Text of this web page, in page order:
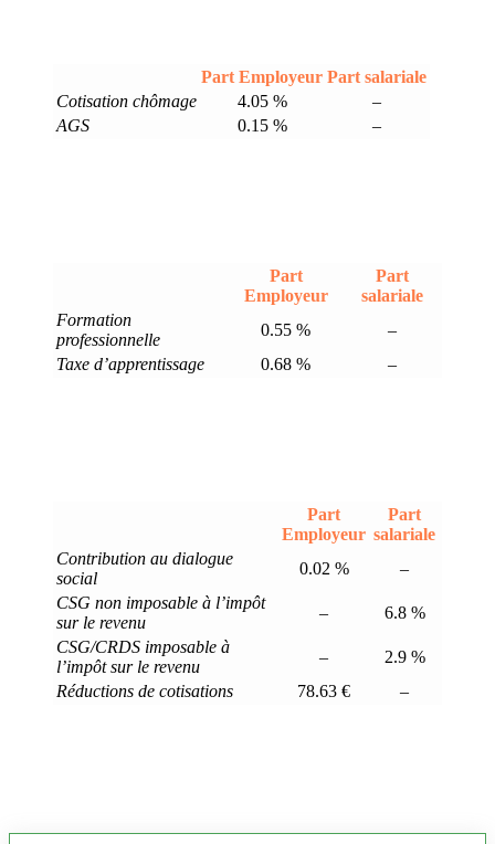
Part Employeur Part salariale
Cotisation chômage
4.05 %
–
AGS
0.15 % –
Part
Employeur
Part
salariale
Formation
professionnelle
0.55 %
–
Taxe d’apprentissage
0.68 % –
Part
Employeur
Part
salariale
Contribution au dialogue
social
0.02 %
–
CSG non imposable à l’impôt
sur le revenu
–
6.8 %
CSG/CRDS imposable à
l’impôt sur le revenu
–
2.9 %
Réductions de cotisations
78.63 € –